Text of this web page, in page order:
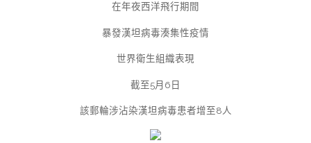
在年夜西洋飛行期間
暴發漢坦病毒湊集性疫情
世界衛生組織表現
截至5月6日
該郵輪涉沾染漢坦病毒患者增至8人